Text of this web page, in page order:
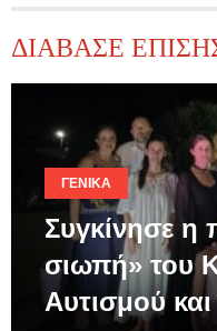
ΔΙΑΒΑΣΕ
ΓΕΝΙΚΆ
Συγκίνησε
σιωπή» του
Αυτισμού